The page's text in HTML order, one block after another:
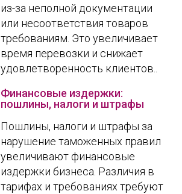
из-за неполной документации
или несоответствия товаров
требованиям. Это увеличивает
время перевозки и снижает
удовлетворенность клиентов..
Финансовые издержки:
пошлины, налоги и штрафы
Пошлины, налоги и штрафы за
нарушение таможенных правил
увеличивают финансовые
издержки бизнеса. Различия в
тарифах и требованиях требуют